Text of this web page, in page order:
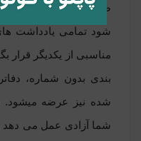
صفحه 27 خط
‏شود تمامی یادداشت
مناسبی از یکدیگر قرار
‏بندی بدون شماره،
شده نیز عرضه می‏شود.
شما آزادی عمل می‏ دهد